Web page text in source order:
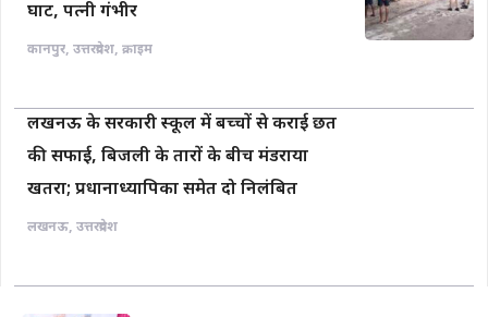
घाट, पत्नी गंभीर
कानपुर, उत्तरप्रदेश, क्राइम
लखनऊ के सरकारी स्कूल में बच्चों से कराई छत
की सफाई, बिजली के तारों के बीच मंडराया
खतरा; प्रधानाध्यापिका समेत दो निलंबित
लखनऊ, उत्तरप्रदेश